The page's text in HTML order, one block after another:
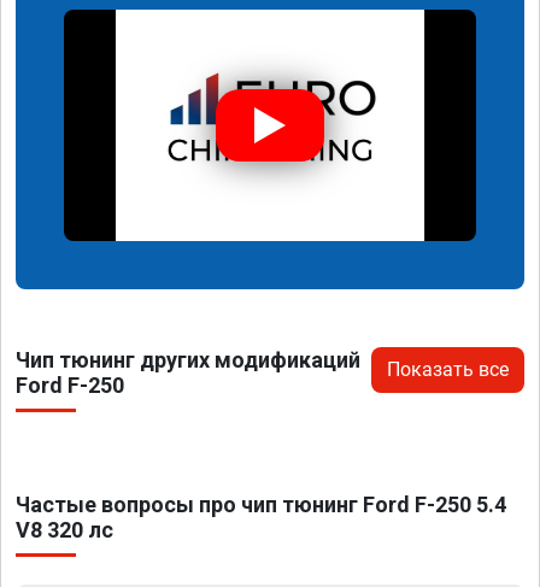
Чип тюнинг других модификаций
Ford F-250
Показать все
Частые вопросы про чип тюнинг Ford F-250 5.4
V8 320 лс